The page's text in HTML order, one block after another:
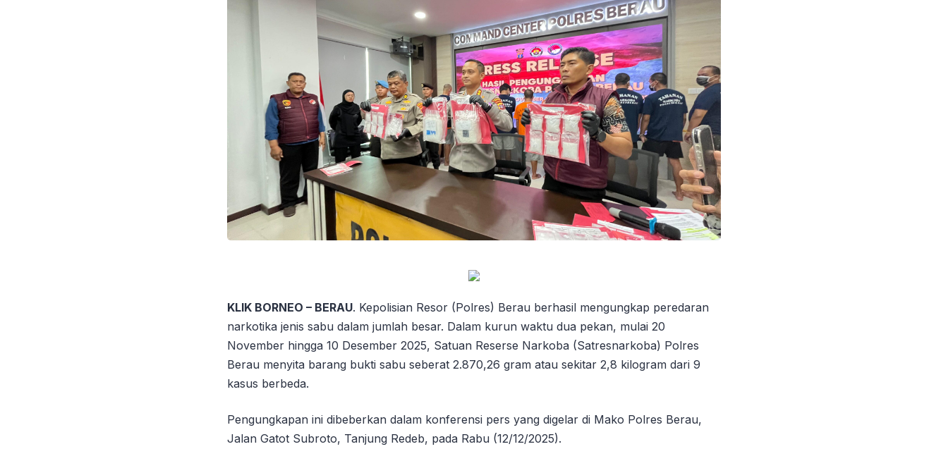
KLIK BORNEO – BERAU. Kepolisian Resor (Polres) Berau berhasil mengungkap peredaran
narkotika jenis sabu dalam jumlah besar. Dalam kurun waktu dua pekan, mulai 20
November hingga 10 Desember 2025, Satuan Reserse Narkoba (Satresnarkoba) Polres
Berau menyita barang bukti sabu seberat 2.870,26 gram atau sekitar 2,8 kilogram dari 9
kasus berbeda.
Pengungkapan ini dibeberkan dalam konferensi pers yang digelar di Mako Polres Berau,
Jalan Gatot Subroto, Tanjung Redeb, pada Rabu (12/12/2025).